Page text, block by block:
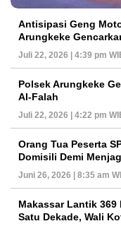
Antisipasi Geng
Arungkeke
Juli 22, 2026 | 4:39 pm
Polsek Arungkeke
Al-Falah
Juli 22, 2026 | 4:22 pm
Orang Tua Peserta
Domisili Demi
Juni 26, 2026 | 8:35 am
Makassar Lantik 369
Satu Dekade, Wali